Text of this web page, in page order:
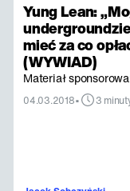
Yung Lean:
mieć za co
(WYWIAD)
Materiał
04.03.2018• 3